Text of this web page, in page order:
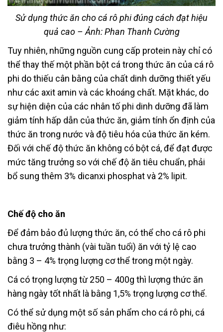
Sử dụng thức ăn cho cá rô phi đúng cách đạt hiệu
quả cao – Ảnh: Phan Thanh Cường
Tuy nhiên, những nguồn cung cấp protein này chỉ có
thể thay thế một phần bột cá trong thức ăn của cá rô
phi do thiếu cân bằng của chất dinh dưỡng thiết yếu
như các axit amin và các khoáng chất. Mặt khác, do
sự hiện diện của các nhân tố phi dinh dưỡng đã làm
giảm tính hấp dẫn của thức ăn, giảm tính ổn định của
thức ăn trong nước và độ tiêu hóa của thức ăn kém.
Đối với chế độ thức ăn không có bột cá, để đạt được
mức tăng trưởng so với chế độ ăn tiêu chuẩn, phải
bổ sung thêm 3% dicanxi phosphat và 2% lipit.
Chế độ cho ăn
Để đảm bảo đủ lượng thức ăn, có thể cho cá rô phi
chưa trưởng thành (vài tuần tuổi) ăn với tỷ lệ cao
bằng 3 – 4% trọng lượng cơ thể trong một ngày.
Cá có trọng lượng từ 250 – 400g thì lượng thức ăn
hàng ngày tốt nhất là bằng 1,5% trọng lượng cơ thể.
Có thể sử dụng một số sản phẩm cho cá rô phi, cá
điêu hồng như: